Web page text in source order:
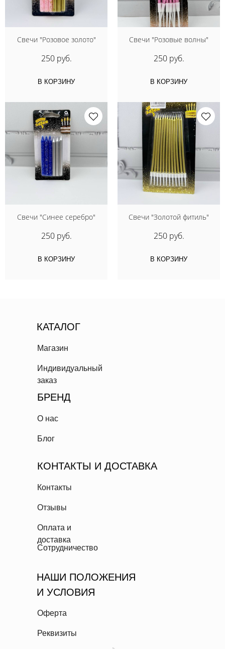
Свечи "Розовое золото"
250 руб.
В КОРЗИНУ
Свечи "Розовые волны"
250 руб.
В КОРЗИНУ
Свечи "Синее серебро"
250 руб.
В КОРЗИНУ
Свечи "Золотой фитиль"
250 руб.
В КОРЗИНУ
КАТАЛОГ
БРЕНД
КОНТАКТЫ И ДОСТАВКА
Магазин
Индивидуальный
заказ
О нас
Блог
Контакты
Отзывы
Оплата и
доставка
Сотрудничество
НАШИ ПОЛОЖЕНИЯ
И УСЛОВИЯ
Оферта
Реквизиты